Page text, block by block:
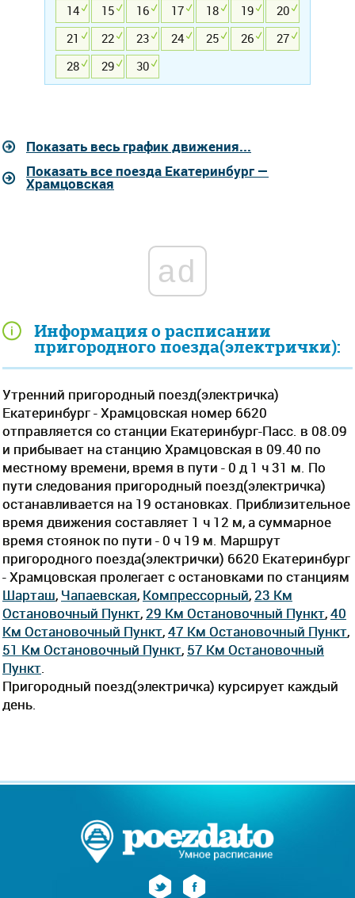
Информация о расписании
пригородного поезда(электрички):
Утренний пригородный поезд(электричка)
Екатеринбург - Храмцовская номер 6620
отправляется со станции Екатеринбург-Пасс. в 08.09
и прибывает на станцию Храмцовская в 09.40 по
местному времени, время в пути - 0 д 1 ч 31 м. По
пути следования пригородный поезд(электричка)
останавливается на 19 остановках. Приблизительное
время движения составляет 1 ч 12 м, а суммарное
время стоянок по пути - 0 ч 19 м. Маршрут
пригородного поезда(электрички) 6620 Екатеринбург
- Храмцовская пролегает c остановками по станциям
Шарташ, Чапаевская, Компрессорный,23 Км
Остановочный Пункт,29 Км Остановочный Пункт,40
Км Остановочный Пункт,47 Км Остановочный Пункт,
51 Км Остановочный Пункт, 57 Км Остановочный
Пункт
Пригородный поезд(электричка) курсирует каждый
день.
14
15 16 17 18 19
20
21
22 23 24 25 26
27
28
29 30
Показать весь график движения...
Показать все поезда Екатеринбург —
Храмцовская
ad